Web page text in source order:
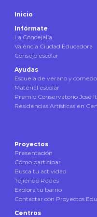
Inicio
Infórmate
La Concejalía
València Ciudad Educadora
Consejo escolar
Ayudas
Escuela de verano y
Material escolar
Premio Conservatorio José
Residencias Artísticas en
Proyectos
Presentación
Cómo participar
Busca tu actividad
Tejiendo Redes
Explora tu barrio
Contactar con Proyectos
Centros